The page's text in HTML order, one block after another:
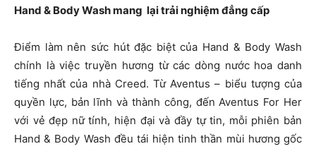
Hand & Body Wash mang lại trải nghiệm đẳng cấp
Điểm làm nên sức hút đặc biệt của Hand & Body Wash
chính là việc truyền hương từ các dòng nước hoa danh
tiếng nhất của nhà Creed. Từ Aventus – biểu tượng của
quyền lực, bản lĩnh và thành công, đến Aventus For Her
với vẻ đẹp nữ tính, hiện đại và đầy tự tin, mỗi phiên bản
Hand & Body Wash đều tái hiện tinh thần mùi hương gốc